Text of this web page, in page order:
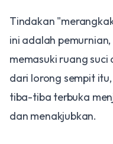
​Tindakan
ini adalah
memasuki ruang
dari lorong sempit
tiba-tiba terbuka
dan menakjubkan.